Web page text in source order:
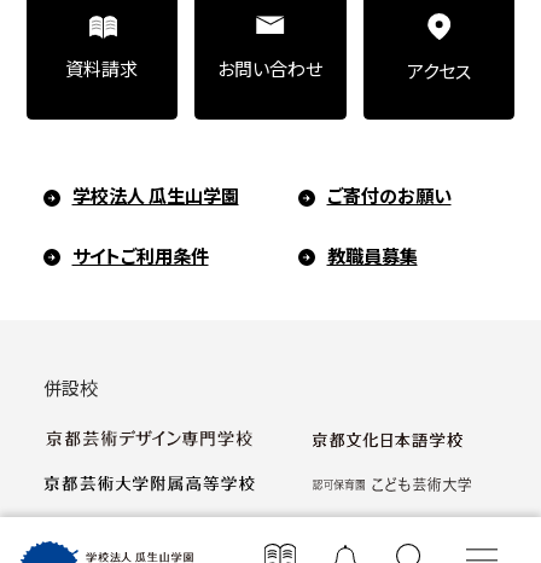
学校法人 瓜生山学園 ご寄付のお願い
サイトご利用条件 教職員募集
資料請求 お問い合わせ アクセス
併設校